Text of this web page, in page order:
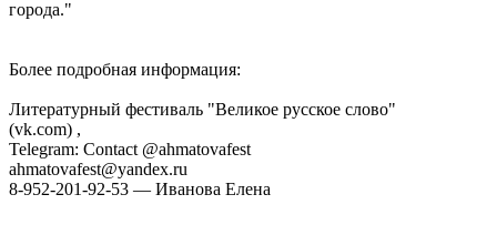
города."
Более подробная информация:
Литературный фестиваль "Великое русское слово"
(vk.com) ,
Telegram: Contact @ahmatovafest
ahmatovafest@yandex.ru
8-952-201-92-53 — Иванова Елена